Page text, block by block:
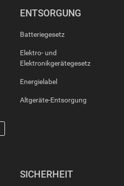
ENTSORGUNG
Batteriegesetz
Elektro- und
Elektronikgerätegesetz
Energielabel
Altgeräte-Entsorgung
SICHERHEIT